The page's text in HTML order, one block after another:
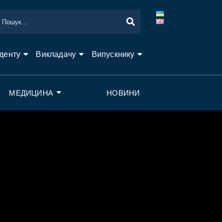
Викладачу Випускнику
МЕДИЦИНА НОВИНИ